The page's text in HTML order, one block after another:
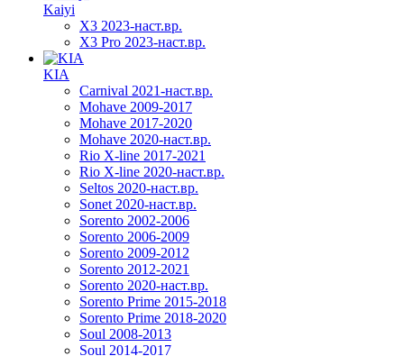
Kaiyi
X3 2023-наст.вр.
X3 Pro 2023-наст.вр.
KIA
Carnival 2021-наст.вр.
Mohave 2009-2017
Mohave 2017-2020
Mohave 2020-наст.вр.
Rio X-line 2017-2021
Rio X-line 2020-наст.вр.
Seltos 2020-наст.вр.
Sonet 2020-наст.вр.
Sorento 2002-2006
Sorento 2006-2009
Sorento 2009-2012
Sorento 2012-2021
Sorento 2020-наст.вр.
Sorento Prime 2015-2018
Sorento Prime 2018-2020
Soul 2008-2013
Soul 2014-2017